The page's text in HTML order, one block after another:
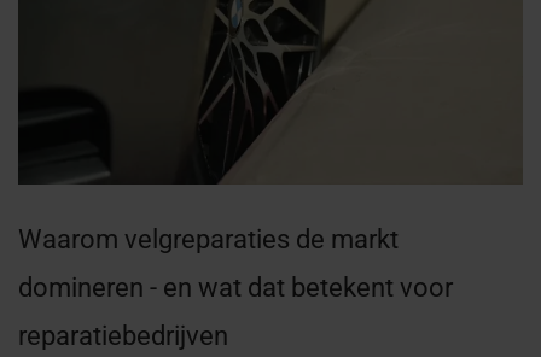
Waarom velgreparaties de markt
domineren - en wat dat betekent voor
reparatiebedrijven